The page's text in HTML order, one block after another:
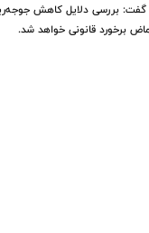
گفت: بررسی دلایل کاهش
برخورد قانونی خواهد شد.